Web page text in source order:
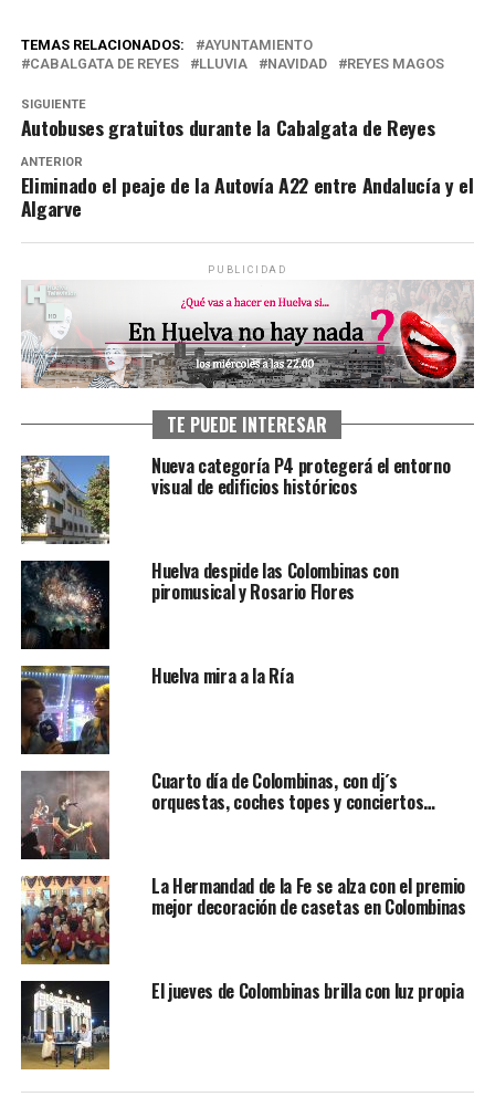
TEMAS RELACIONADOS:
AYUNTAMIENTO
CABALGATA DE REYES
LLUVIA NAVIDAD REYES MAGOS
SIGUIENTE
Autobuses gratuitos durante la Cabalgata de Reyes
ANTERIOR
Eliminado el peaje de la Autovía A22 entre Andalucía y el
Algarve
PUBLICIDAD
TE PUEDE INTERESAR
Nueva categoría P4 protegerá el entorno
visual de edificios históricos
Huelva despide las Colombinas con
piromusical y Rosario Flores
Huelva mira a la Ría
Cuarto día de Colombinas, con dj´s
orquestas, coches topes y conciertos…
La Hermandad de la Fe se alza con el premio
mejor decoración de casetas en Colombinas
El jueves de Colombinas brilla con luz propia